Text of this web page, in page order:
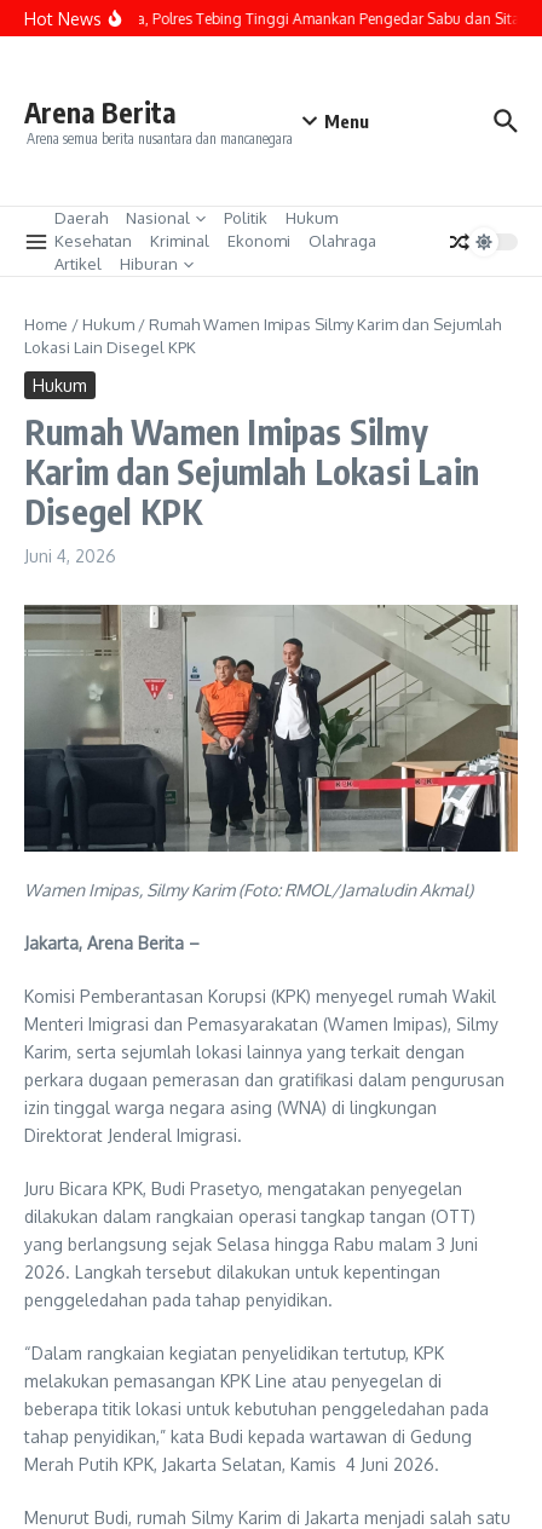
Lewati ke konten
Hot News
Kasus Narkoba, Polres Tebing Tinggi Amankan Pengedar Sabu dan Sita
Arena Berita
Arena semua berita nusantara dan mancanegara
Menu
Daerah Nasional Politik
Hukum
Kesehatan
Kriminal Ekonomi
Olahraga
Artikel
Hiburan
Home / Hukum / Rumah Wamen Imipas Silmy Karim dan Sejumlah
Lokasi Lain Disegel KPK
Hukum
Rumah Wamen Imipas Silmy
Karim dan Sejumlah Lokasi Lain
Disegel KPK
Juni 4, 2026
Wamen Imipas, Silmy Karim (Foto: RMOL/Jamaludin Akmal)
Jakarta, Arena Berita –
Komisi Pemberantasan Korupsi (KPK) menyegel rumah Wakil
Menteri Imigrasi dan Pemasyarakatan (Wamen Imipas), Silmy
Karim, serta sejumlah lokasi lainnya yang terkait dengan
perkara dugaan pemerasan dan gratifikasi dalam pengurusan
izin tinggal warga negara asing (WNA) di lingkungan
Direktorat Jenderal Imigrasi.
Juru Bicara KPK, Budi Prasetyo, mengatakan penyegelan
dilakukan dalam rangkaian operasi tangkap tangan (OTT)
yang berlangsung sejak Selasa hingga Rabu malam 3 Juni
2026. Langkah tersebut dilakukan untuk kepentingan
penggeledahan pada tahap penyidikan.
“Dalam rangkaian kegiatan penyelidikan tertutup, KPK
melakukan pemasangan KPK Line atau penyegelan di
beberapa titik lokasi untuk kebutuhan penggeledahan pada
tahap penyidikan,” kata Budi kepada wartawan di Gedung
Merah Putih KPK, Jakarta Selatan, Kamis 4 Juni 2026.
Menurut Budi, rumah Silmy Karim di Jakarta menjadi salah satu